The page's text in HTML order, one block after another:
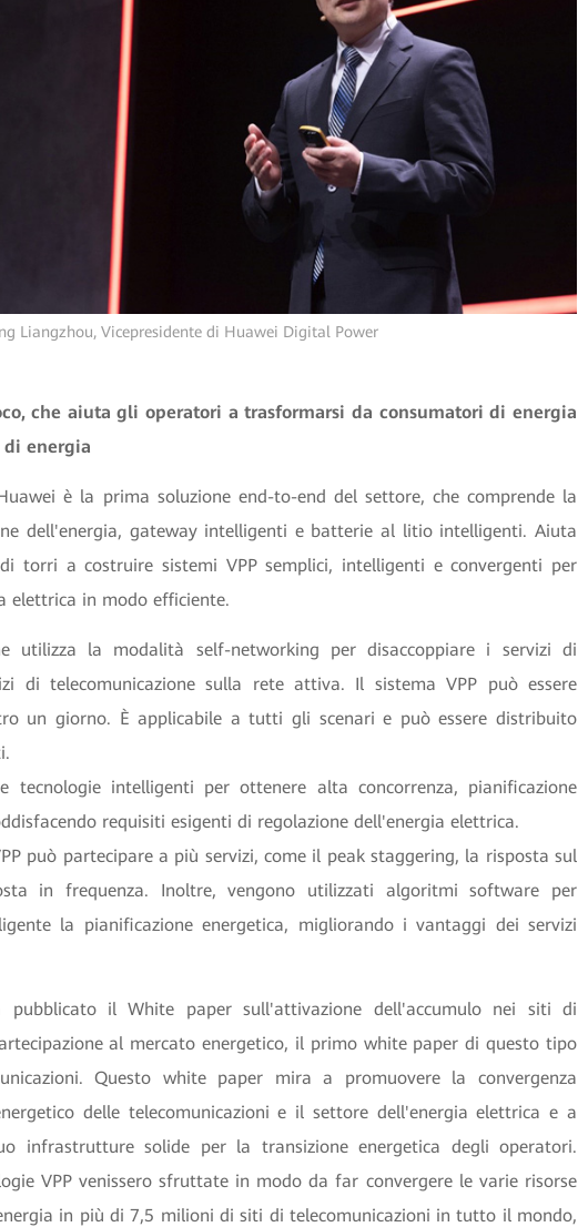
Liangzhou, Vicepresidente di Huawei Digital Power
che aiuta gli operatori a trasformarsi da consumatori di energia
energia
è la prima soluzione end-to-end del settore, che comprende la
dell'energia, gateway intelligenti e batterie al litio intelligenti. Aiuta
torri a costruire sistemi VPP semplici, intelligenti e convergenti per
elettrica in modo efficiente.
utilizza la modalità self-networking per disaccoppiare i servizi di
di telecomunicazione sulla rete attiva. Il sistema VPP può essere
un giorno. È applicabile a tutti gli scenari e può essere distribuito
tecnologie intelligenti per ottenere alta concorrenza, pianificazione
requisiti esigenti di regolazione dell'energia elettrica.
può partecipare a più servizi, come il peak staggering, la risposta sul
in frequenza. Inoltre, vengono utilizzati algoritmi software per
la pianificazione energetica, migliorando i vantaggi dei servizi
pubblicato il White paper sull'attivazione dell'accumulo nei siti di
al mercato energetico, il primo white paper di questo tipo
Questo white paper mira a promuovere la convergenza
delle telecomunicazioni e il settore dell'energia elettrica e a
infrastrutture solide per la transizione energetica degli operatori.
VPP venissero sfruttate in modo da far convergere le varie risorse
in più di 7,5 milioni di siti di telecomunicazioni in tutto il mondo,